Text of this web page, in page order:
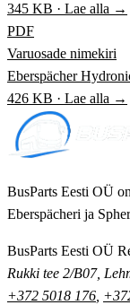
345 KB · Lae alla →
PDF
Varuosade nimekiri
Eberspächer
426 KB · Lae alla →
BusParts Eesti OÜ
Eberspächeri ja
BusParts Eesti OÜ
Rukki tee 2/B07,
+372 5018 176